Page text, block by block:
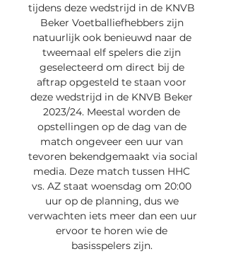
tijdens deze wedstrijd in de KNVB
Beker Voetballiefhebbers zijn
natuurlijk ook benieuwd naar de
tweemaal elf spelers die zijn
geselecteerd om direct bij de
aftrap opgesteld te staan voor
deze wedstrijd in de KNVB Beker
2023/24. Meestal worden de
opstellingen op de dag van de
match ongeveer een uur van
tevoren bekendgemaakt via social
media. Deze match tussen HHC
vs. AZ staat woensdag om 20:00
uur op de planning, dus we
verwachten iets meer dan een uur
ervoor te horen wie de
basisspelers zijn.